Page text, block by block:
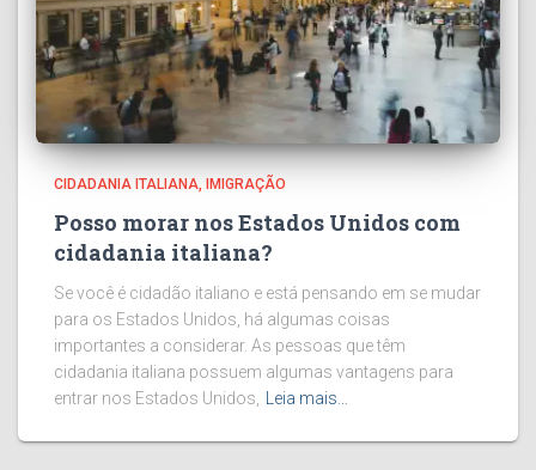
CIDADANIA ITALIANA IMIGRAÇÃO
Posso morar nos Estados Unidos com
cidadania italiana?
Se você é cidadão italiano e está pensando em se mudar
para os Estados Unidos, há algumas coisas
importantes a considerar. As pessoas que têm
cidadania italiana possuem algumas vantagens para
entrar nos Estados Unidos, Leia mais…